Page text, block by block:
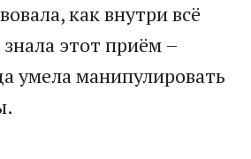
как внутри всё
этот приём –
умела манипулировать